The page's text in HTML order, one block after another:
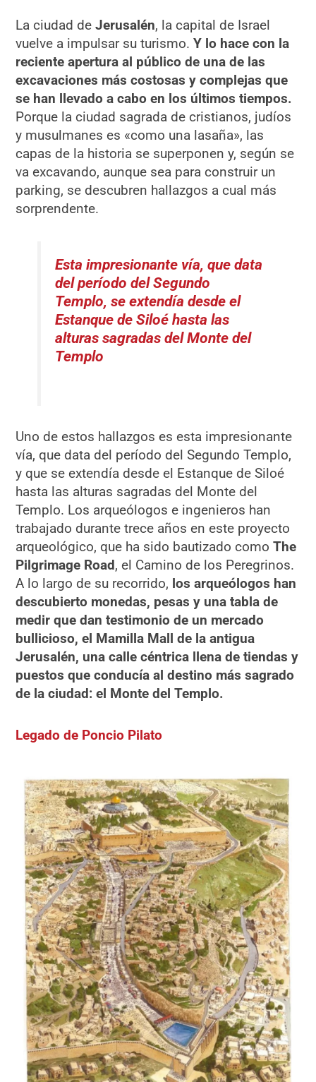
La ciudad deJerusalén, la capital de Israel
vuelve a impulsar su turismo.Y lo hace con la
reciente apertura al público de una de las
excavaciones más costosas y complejas que
se han llevado a cabo en los últimos tiempos.
Porque la ciudad sagrada de cristianos, judíos
y musulmanes es «como una lasaña», las
capas de la historia se superponen y, según se
va excavando, aunque sea para construir un
parking, se descubren hallazgos a cual más
sorprendente.
Esta impresionante vía, que data
del período del Segundo
Templo, se extendía desde el
Estanque de Siloé hasta las
alturas sagradas del Monte del
Templo
Uno de estos hallazgos es esta impresionante
vía, que data del período del Segundo Templo,
y que se extendía desde el Estanque de Siloé
hasta las alturas sagradas del Monte del
Templo. Los arqueólogos e ingenieros han
trabajado durante trece años en este proyecto
arqueológico, que ha sido bautizado comoThe
Pilgrimage Road, el Camino de los Peregrinos.
A lo largo de su recorrido, los arqueólogos han
descubierto monedas, pesas y una tabla de
medir que dan testimonio de un mercado
bullicioso, el Mamilla Mall de la antigua
Jerusalén, una calle céntrica llena de tiendas y
puestos que conducía al destino más sagrado
de la ciudad: el Monte del Templo.
Legado de Poncio Pilato